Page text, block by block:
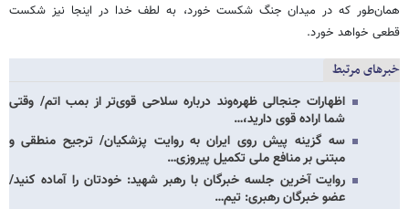
همان‌طور که در میدان جنگ شکست خورد، به لطف خدا در اینجا نیز شکست
قطعی خواهد خورد.
خبرهای مرتبط
اظهارات جنجالی ظهره‌وند درباره سلاحی قوی‌تر از بمب اتم/ وقتی
شما اراده قوی دارید،…
سه گزینه پیش روی ایران به روایت پزشکیان/ ترجیح منطقی و
مبتنی بر منافع ملی تکمیل پیروزی‌…
روایت آخرین جلسه خبرگان با رهبر شهید: خودتان را آماده کنید/
عضو خبرگان رهبری: تیم…